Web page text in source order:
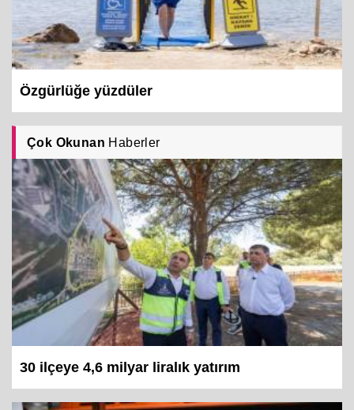
Özgürlüğe yüzdüler
Çok Okunan Haberler
30 ilçeye 4,6 milyar liralık yatırım